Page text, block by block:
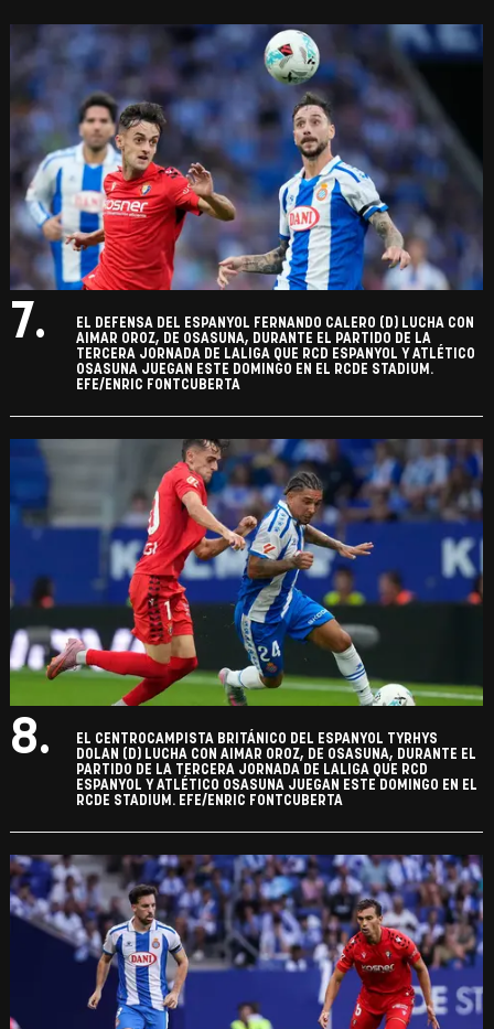
7.
EL DEFENSA DEL ESPANYOL FERNANDO CALERO (D) LUCHA CON
AIMAR OROZ, DE OSASUNA, DURANTE EL PARTIDO DE LA
TERCERA JORNADA DE LALIGA QUE RCD ESPANYOL Y ATLÉTICO
OSASUNA JUEGAN ESTE DOMINGO EN EL RCDE STADIUM.
EFE/ENRIC FONTCUBERTA
8.
EL CENTROCAMPISTA BRITÁNICO DEL ESPANYOL TYRHYS
DOLAN (D) LUCHA CON AIMAR OROZ, DE OSASUNA, DURANTE EL
PARTIDO DE LA TERCERA JORNADA DE LALIGA QUE RCD
ESPANYOL Y ATLÉTICO OSASUNA JUEGAN ESTE DOMINGO EN EL
RCDE STADIUM. EFE/ENRIC FONTCUBERTA